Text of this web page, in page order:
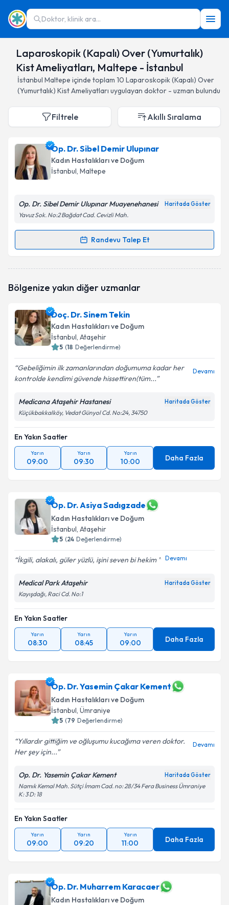
Doktor, klinik ara...
Laparoskopik (Kapalı) Over (Yumurtalık)
Kist Ameliyatları, Maltepe - İstanbul
İstanbul Maltepe içinde toplam 10 Laparoskopik (Kapalı) Over
(Yumurtalık) Kist Ameliyatları uygulayan doktor - uzman bulundu
Filtrele Akıllı Sıralama
Op. Dr. Sibel Demir Ulupınar
Kadın Hastalıkları ve Doğum
İstanbul, Maltepe
Op. Dr. Sibel Demir Ulupınar Muayenehanesi Haritada Göster
Yavuz Sok. No:2 Bağdat Cad. Cevizli Mah.
Randevu Talep Et
Randevu Takvimi Talebi
talebi oluşturun. Size bu uzmandan randevu almanız
bilgilendireceğiz.
E-posta Adresiniz
Kişisel verilerimin işlenmesine ilişkin
kapsamda işlenmesini kabul ediyorum.
Bölgenize yakın diğer uzmanlar
Doç. Dr. Sinem Tekin
Kadın Hastalıkları ve Doğum
İstanbul, Ataşehir
5 (18 Değerlendirme)
Gebeliğimin ilk zamanlarından doğumuma kadar her
kontrolde kendimi güvende hissettiren(tüm...
Devamı
Medicana Ataşehir Hastanesi Haritada Göster
Küçükbakkalköy, Vedat Günyol Cd. No:24, 34750
En Yakın Saatler
Yarın
09:00
Yarın
09:30
Yarın
10:00 Daha Fazla
Op. Dr. Asiya Sadıgzade
Kadın Hastalıkları ve Doğum
İstanbul, Ataşehir
5 (24 Değerlendirme)
İkgili, alakalı, güler yüzlü, işini seven bi hekim Devamı
Medical Park Ataşehir Haritada Göster
Kayışdağı, Raci Cd. No:1
En Yakın Saatler
Yarın
08:30
Yarın
08:45
Yarın
09:00 Daha Fazla
Op. Dr. Yasemin Çakar Kement
Kadın Hastalıkları ve Doğum
İstanbul, Ümraniye
5 (79 Değerlendirme)
Yıllardır gittiğim ve oğluşumu kucağıma veren doktor.
Her şey için...
Devamı
Op. Dr. Yasemin Çakar Kement Haritada Göster
Namık Kemal Mah. Sütçi İmam Cad. no: 28/34 Fera Business Ümraniye
K: 3 D: 18
En Yakın Saatler
Yarın
09:00
Yarın
09:20
Yarın
11:00 Daha Fazla
Op. Dr. Muharrem Karacaer
Kadın Hastalıkları ve Doğum